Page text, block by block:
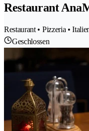
Restaurant
Restaurant • Pizzeria •
Geschlossen